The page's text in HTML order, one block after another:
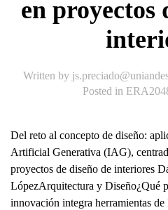
en proyectos
Written by
Posted in
Del reto al concepto de diseño:
Artificial Generativa (IAG),
proyectos de diseño de interiores
LópezArquitectura y Diseño¿Qué
innovación integra herramientas